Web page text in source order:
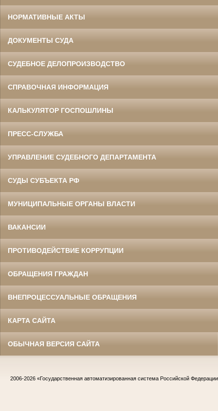
НОРМАТИВНЫЕ АКТЫ
ДОКУМЕНТЫ СУДА
СУДЕБНОЕ ДЕЛОПРОИЗВОДСТВО
СПРАВОЧНАЯ ИНФОРМАЦИЯ
КАЛЬКУЛЯТОР ГОСПОШЛИНЫ
ПРЕСС-СЛУЖБА
УПРАВЛЕНИЕ СУДЕБНОГО ДЕПАРТАМЕНТА
СУДЫ СУБЪЕКТА РФ
МУНИЦИПАЛЬНЫЕ ОРГАНЫ ВЛАСТИ
ВАКАНСИИ
ПРОТИВОДЕЙСТВИЕ КОРРУПЦИИ
ОБРАЩЕНИЯ ГРАЖДАН
ВНЕПРОЦЕССУАЛЬНЫЕ ОБРАЩЕНИЯ
КАРТА САЙТА
ОБЫЧНАЯ ВЕРСИЯ САЙТА
2006-2026 «Государственная автоматизированная система Российской